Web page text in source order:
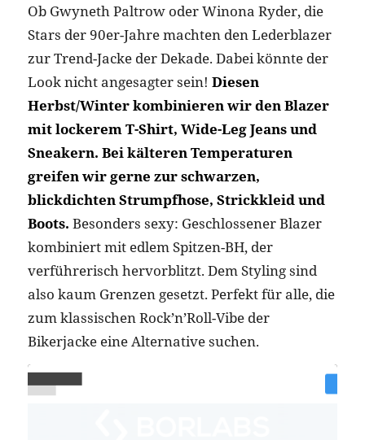
Ob Gwyneth Paltrow oder Winona Ryder, die
Stars der 90er-Jahre machten den Lederblazer
zur Trend-Jacke der Dekade. Dabei könnte der
Look nicht angesagter sein! Diesen
Herbst/Winter kombinieren wir den Blazer
mit lockerem T-Shirt, Wide-Leg Jeans und
Sneakern. Bei kälteren Temperaturen
greifen wir gerne zur schwarzen,
blickdichten Strumpfhose, Strickkleid und
Boots. Besonders sexy: Geschlossener Blazer
kombiniert mit edlem Spitzen-BH, der
verführerisch hervorblitzt. Dem Styling sind
also kaum Grenzen gesetzt. Perfekt für alle, die
zum klassischen Rock’n’Roll-Vibe der
Bikerjacke eine Alternative suchen.